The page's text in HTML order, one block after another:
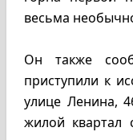
весьма
Он также
приступили к
улице Ленина,
жилой квартал